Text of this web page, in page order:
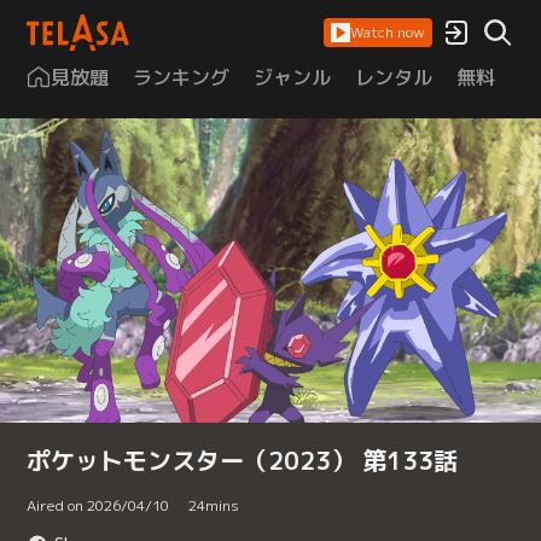
Watch now
見放題 ランキング ジャンル レンタル 無料
ポケットモンスター（2023） 第133話
Aired on 2026/04/10 24mins